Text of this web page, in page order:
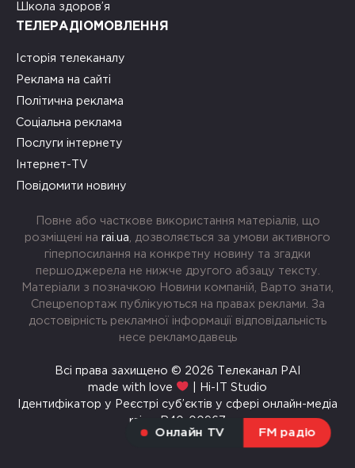
Онлайн TV FM радіо
Школа здоров’я
ТЕЛЕРАДІОМОВЛЕННЯ
Історія телеканалу
Реклама на сайті
Політична реклама
Соціальна реклама
Послуги інтернету
Інтернет-TV
Повідомити новину
Повне або часткове використання матеріалів, що
розміщені на rai.ua , дозволяється за умови активного
гіперпосилання на конкретну новину та згадки
першоджерела не нижче другого абзацу тексту.
Матеріали з позначкою Новини компаній, Варто знати,
Спецрепортаж публікуються на правах реклами. За
достовірність рекламної інформації відповідальність
несе рекламодавець
Всі права захищено © 2026 Телеканал РАІ
made with love
| Hi-IT Studio
Ідентифікатор у Реєстрі суб’єктів у сфері онлайн-медіа
rai.ua R40-00967